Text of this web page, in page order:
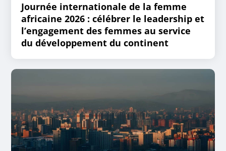
Journée internationale de la femme
africaine 2026 : célébrer le leadership et
l’engagement des femmes au service
du développement du continent